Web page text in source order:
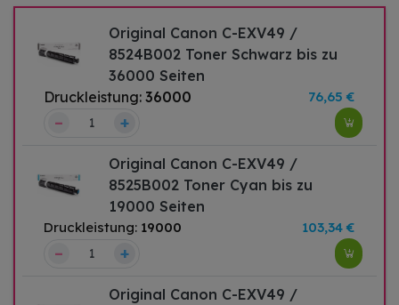
Original Canon C-EXV49 /
8524B002 Toner Schwarz bis zu
36000 Seiten
Druckleistung: 36000 76,65 €
– +
Original Canon C-EXV49 /
8525B002 Toner Cyan bis zu
19000 Seiten
Druckleistung: 19000 103,34 €
– +
Original Canon C-EXV49 /